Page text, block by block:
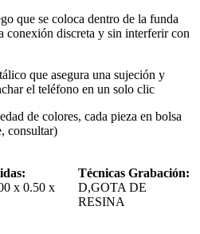
que se coloca dentro de la funda
conexión discreta y sin interferir con
que asegura una sujeción y
el teléfono en un solo clic
de colores, cada pieza en bolsa
consultar)
x 0.50 x
Técnicas Grabación:
D,GOTA DE
RESINA